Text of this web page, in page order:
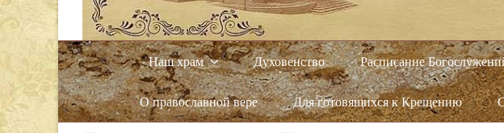
Наш храм Духовенство Расписание
О православной вере Для готовящихся к Крещению